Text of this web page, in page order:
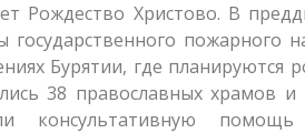
Рождество Христово. В
пожарного
Бурятии, где планируются
38 православных храмов и
консультативную помощь